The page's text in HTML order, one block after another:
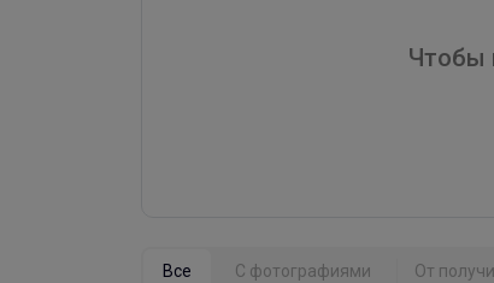
Чтобы
Все С фотографиями От